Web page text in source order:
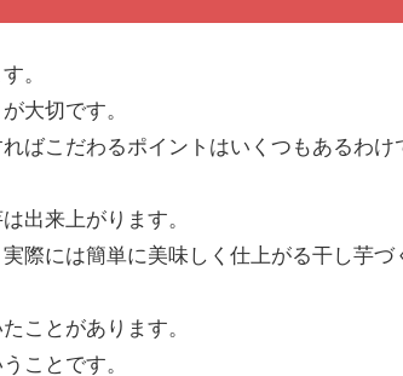
。
大切です。
ばこだわるポイントはいくつもあるわけ
出来上がります。
際には簡単に美味しく仕上がる干し芋づ
ことがあります。
ことです。